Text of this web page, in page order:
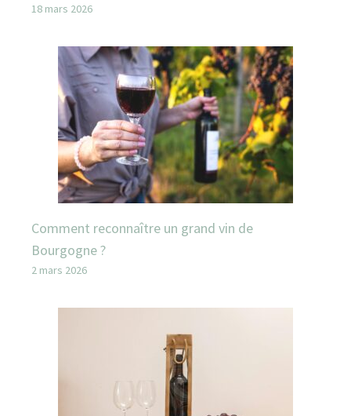
18 mars 2026
Comment reconnaître un grand vin de
Bourgogne ?
2 mars 2026